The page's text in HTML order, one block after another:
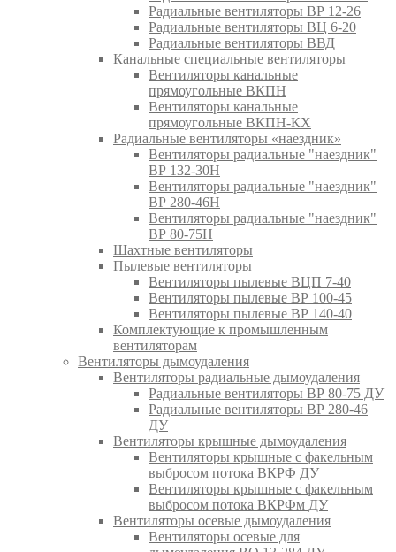
Радиальные вентиляторы ВР 12-26
Радиальные вентиляторы ВЦ 6-20
Радиальные вентиляторы ВВД
Канальные специальные вентиляторы
Вентиляторы канальные
прямоугольные ВКПН
Вентиляторы канальные
прямоугольные ВКПН-КХ
Радиальные вентиляторы «наездник»
Вентиляторы радиальные "наездник"
ВР 132-30Н
Вентиляторы радиальные "наездник"
ВР 280-46Н
Вентиляторы радиальные "наездник"
ВР 80-75Н
Шахтные вентиляторы
Пылевые вентиляторы
Вентиляторы пылевые ВЦП 7-40
Вентиляторы пылевые ВР 100-45
Вентиляторы пылевые ВР 140-40
Комплектующие к промышленным
вентиляторам
Вентиляторы дымоудаления
Вентиляторы радиальные дымоудаления
Радиальные вентиляторы ВР 80-75 ДУ
Радиальные вентиляторы ВР 280-46
ДУ
Вентиляторы крышные дымоудаления
Вентиляторы крышные с факельным
выбросом потока ВКРФ ДУ
Вентиляторы крышные с факельным
выбросом потока ВКРФм ДУ
Вентиляторы осевые дымоудаления
Вентиляторы осевые для